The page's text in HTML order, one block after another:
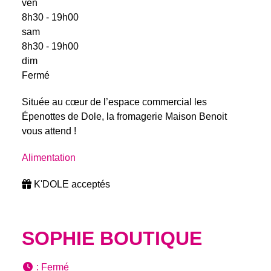
ven
8h30 - 19h00
sam
8h30 - 19h00
dim
Fermé
Située au cœur de l’espace commercial les
Épenottes de Dole, la fromagerie Maison Benoit
vous attend !
Alimentation
K'DOLE acceptés
SOPHIE BOUTIQUE
: Fermé